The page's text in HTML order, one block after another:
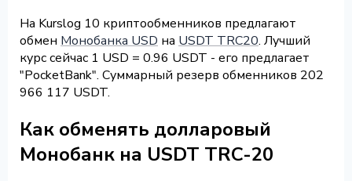
На Kurslog 10 криптообменников предлагают
обмен Монобанка USD на USDT TRC20. Лучший
курс сейчас 1 USD = 0.96 USDT - его предлагает
"PocketBank". Суммарный резерв обменников 202
966 117 USDT.
Как обменять долларовый
Монобанк на USDT TRC-20